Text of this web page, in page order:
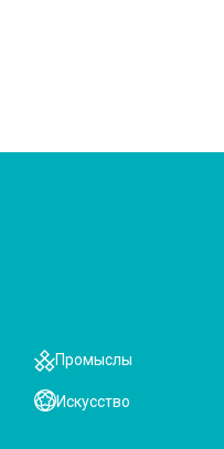
Искусство
Промыслы